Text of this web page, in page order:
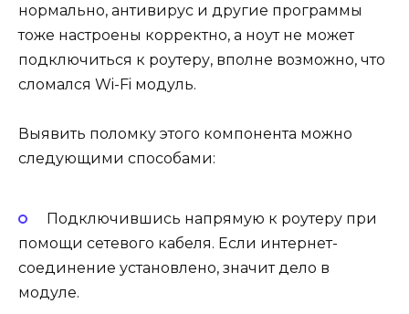
нормально, антивирус и другие программы
тоже настроены корректно, а ноут не может
подключиться к роутеру, вполне возможно, что
сломался Wi-Fi модуль.
Выявить поломку этого компонента можно
следующими способами:
Подключившись напрямую к роутеру при
помощи сетевого кабеля. Если интернет-
соединение установлено, значит дело в
модуле.